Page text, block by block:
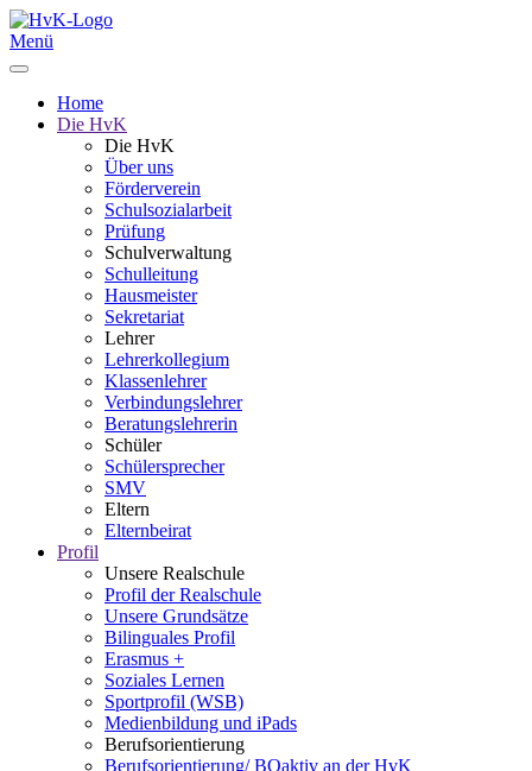
Menü
Home
Die HvK
Die HvK
Über uns
Förderverein
Schulsozialarbeit
Prüfung
Schulverwaltung
Schulleitung
Hausmeister
Sekretariat
Lehrer
Lehrerkollegium
Klassenlehrer
Verbindungslehrer
Beratungslehrerin
Schüler
Schülersprecher
SMV
Eltern
Elternbeirat
Profil
Unsere Realschule
Profil der Realschule
Unsere Grundsätze
Bilinguales Profil
Erasmus +
Soziales Lernen
Sportprofil (WSB)
Medienbildung und iPads
Berufsorientierung
Berufsorientierung/ BOaktiv an der HvK